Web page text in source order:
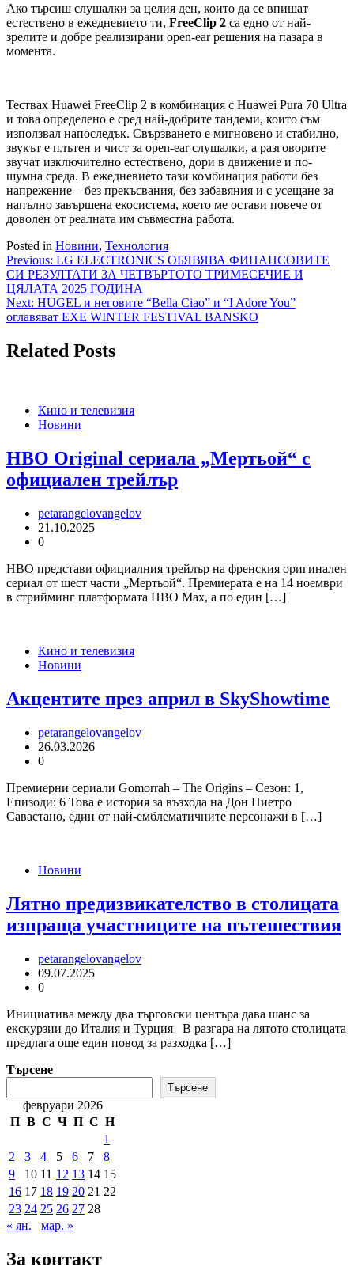
Ако търсиш слушалки за целия ден, които да се впишат
естествено в ежедневието ти, FreeClip 2 са едно от най-
зрелите и добре реализирани open-ear решения на пазара в
момента.
Тествах Huawei FreeClip 2 в комбинация с Huawei Pura 70 Ultra
и това определено е сред най-добрите тандеми, които съм
използвал напоследък. Свързването е мигновено и стабилно,
звукът е плътен и чист за open-ear слушалки, а разговорите
звучат изключително естествено, дори в движение и по-
шумна среда. В ежедневието тази комбинация работи без
напрежение – без прекъсвания, без забавяния и с усещане за
напълно завършена екосистема, което ме остави повече от
доволен от реалната им съвместна работа.
Posted in Новини, Технология
Навигация
Previous: LG ELECTRONICS ОБЯВЯВА ФИНАНСОВИТЕ
СИ РЕЗУЛТАТИ ЗА ЧЕТВЪРТОТО ТРИМЕСЕЧИЕ И
ЦЯЛАТА 2025 ГОДИНА
Next: HUGEL и неговите “Bella Ciao” и “I Adore You”
оглавяват EXE WINTER FESTIVAL BANSKO
Related Posts
Кино и телевизия
Новини
HBO Original сериалa „Мертьой“ с
официален трейлър
petarangelovangelov
21.10.2025
0
HBO представи официалния трейлър на френския оригинален
сериал от шест части „Мертьой“. Премиерата е на 14 ноември
в стрийминг платформата HBO Max, а по един […]
Кино и телевизия
Новини
Акцентите през април в SkyShowtime
petarangelovangelov
26.03.2026
0
Премиерни сериали Gomorrah – The Origins – Сезон: 1,
Епизоди: 6 Това е история за възхода на Дон Пиетро
Савастано, един от най-емблематичните персонажи в […]
Новини
Лятно предизвикателство в столицата
изпраща участниците на пътешествия
petarangelovangelov
09.07.2025
0
Инициатива между два търговски центъра дава шанс за
екскурзии до Италия и Турция В разгара на лятото столицата
предлага още един повод за разходка […]
Търсене
Търсене
февруари 2026
П В С Ч П С Н
1
2
3 4 5 6 7
8
9
10 11 12 13 14 15
16 17 18 19 20 21 22
23 24 25 26 27 28
« ян.
мар. »
За контакт